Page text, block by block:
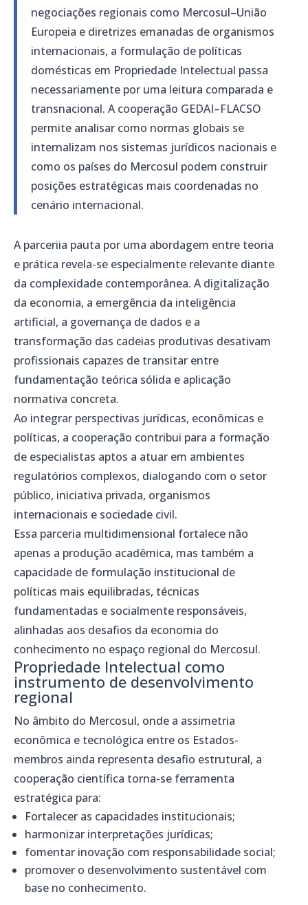
negociações regionais como Mercosul–União
Europeia e diretrizes emanadas de organismos
internacionais, a formulação de políticas
domésticas em Propriedade Intelectual passa
necessariamente por uma leitura comparada e
transnacional. A cooperação GEDAI–FLACSO
permite analisar como normas globais se
internalizam nos sistemas jurídicos nacionais e
como os países do Mercosul podem construir
posições estratégicas mais coordenadas no
cenário internacional.
A parceriia pauta por uma abordagem entre teoria
e prática revela-se especialmente relevante diante
da complexidade contemporânea. A digitalização
da economia, a emergência da inteligência
artificial, a governança de dados e a
transformação das cadeias produtivas desativam
profissionais capazes de transitar entre
fundamentação teórica sólida e aplicação
normativa concreta.
Ao integrar perspectivas jurídicas, econômicas e
políticas, a cooperação contribui para a formação
de especialistas aptos a atuar em ambientes
regulatórios complexos, dialogando com o setor
público, iniciativa privada, organismos
internacionais e sociedade civil.
Essa parceria multidimensional fortalece não
apenas a produção acadêmica, mas também a
capacidade de formulação institucional de
políticas mais equilibradas, técnicas
fundamentadas e socialmente responsáveis,
alinhadas aos desafios da economia do
conhecimento no espaço regional do Mercosul.
Propriedade Intelectual como
instrumento de desenvolvimento
regional
No âmbito do Mercosul, onde a assimetria
econômica e tecnológica entre os Estados-
membros ainda representa desafio estrutural, a
cooperação científica torna-se ferramenta
estratégica para:
Fortalecer as capacidades institucionais;
harmonizar interpretações jurídicas;
fomentar inovação com responsabilidade social;
promover o desenvolvimento sustentável com
base no conhecimento.